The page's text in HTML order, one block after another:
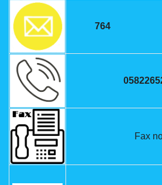
764
Fax